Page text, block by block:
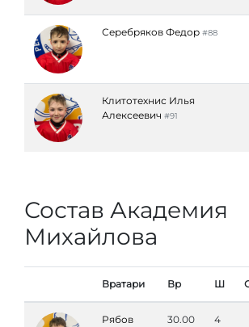
Серебряков Федор #88
Клитотехнис Илья
Алексеевич #91
Состав Академия
Михайлова
Вратари Вр Ш
Рябов
30.00 4